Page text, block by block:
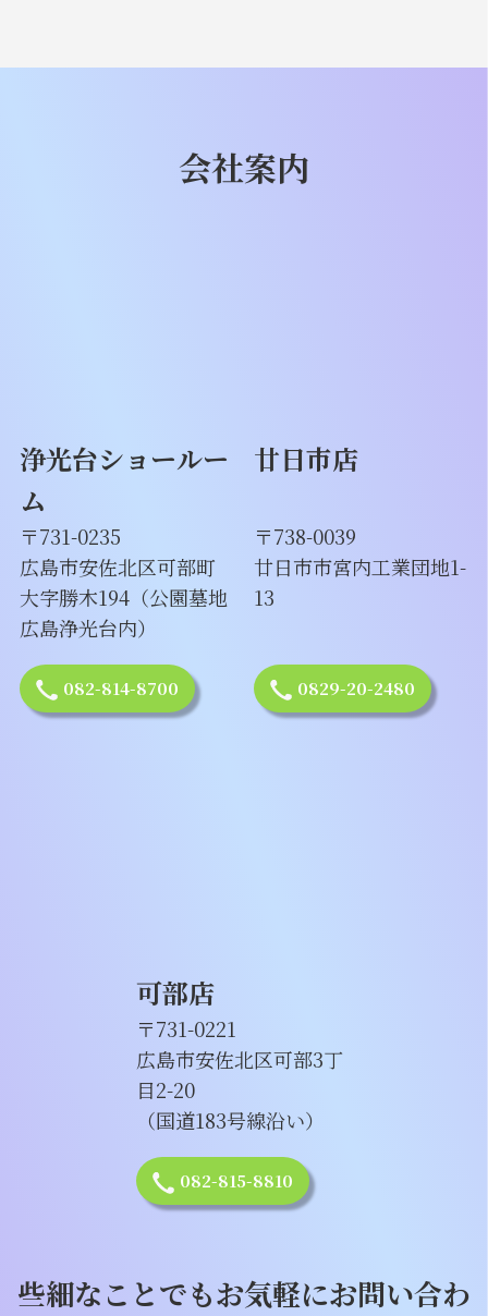
会社案内
浄光台ショールー
ム
〒731-0235
広島市安佐北区可部町
大字勝木194（公園墓地
広島浄光台内）
082-814-8700
廿日市店
〒738-0039
廿日市市宮内工業団地1-
13
0829-20-2480
可部店
〒731-0221
広島市安佐北区可部3丁
目2-20
（国道183号線沿い）
082-815-8810
些細なことでもお気軽にお問い合わ